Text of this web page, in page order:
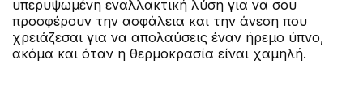
υπερυψωμένη εναλλακτική λύση για να σου
προσφέρουν την ασφάλεια και την άνεση που
χρειάζεσαι για να απολαύσεις έναν ήρεμο ύπνο,
ακόμα και όταν η θερμοκρασία είναι χαμηλή.